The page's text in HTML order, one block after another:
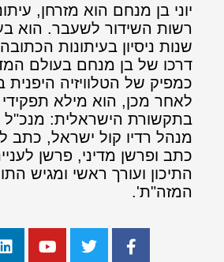
יוני בן מנחם הוא מזרחן,
רשות השידור לשעבר. הוא
שנות ניסיון בעיתונות
דרכו של בן מנחם בעולם
כמפיק של הטלוויזיה היפנית
לאחר מכן, הוא מילא
בתקשורת הישראלית: מנכ"ל
מנהל רדיו קול ישראל, כתב
כתב ופרשן מדיני, פרשן
התיכון ועורך ראשי ומגיש
המזה"ת'.